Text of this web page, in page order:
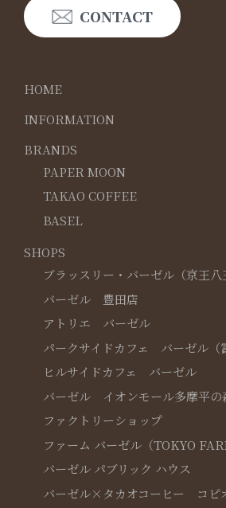
CONTACT
HOME
INFORMATION
BRANDS
PAPER MOON
TAKAO COFFEE
BASEL
SHOPS
ブラッスリー・バーゼル（京王八
バーゼル 豊田店
アトリエ バーゼル
パークサイドカフェ バーゼル（
ヒルサイドカフェ バーゼル
バーゼル イオンモール多摩平
ファクトリーショップ
ファーム バーゼル（TOKYO
バーゼル パブリック ハウス
バーゼル×タカオコーヒー コピ